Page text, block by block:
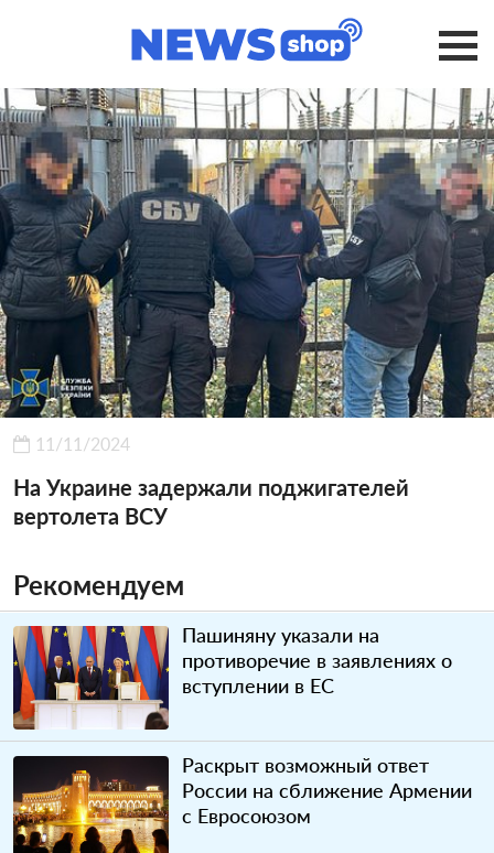
11/11/2024
На Украине задержали поджигателей
вертолета ВСУ
Рекомендуем
Пашиняну указали на
противоречие в заявлениях о
вступлении в ЕС
Раскрыт возможный ответ
России на сближение Армении
с Евросоюзом